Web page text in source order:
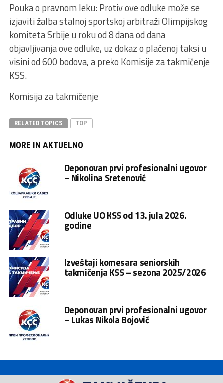
Pouka o pravnom leku: Protiv ove odluke može se
izjaviti žalba stalnoj sportskoj arbitraži Olimpijskog
komiteta Srbije u roku od 8 dana od dana
objavljivanja ove odluke, uz dokaz o plaćenoj taksi u
visini od 600 bodova, a preko Komisije za takmičenje
KSS.
Komisija za takmičenje
RELATED TOPICS TOP
MORE IN AKTUELNO
Deponovan prvi profesionalni ugovor
– Nikolina Sretenović
Odluke UO KSS od 13. jula 2026.
godine
Izveštaji komesara seniorskih
takmičenja KSS – sezona 2025/2026
Deponovan prvi profesionalni ugovor
– Lukas Nikola Bojović